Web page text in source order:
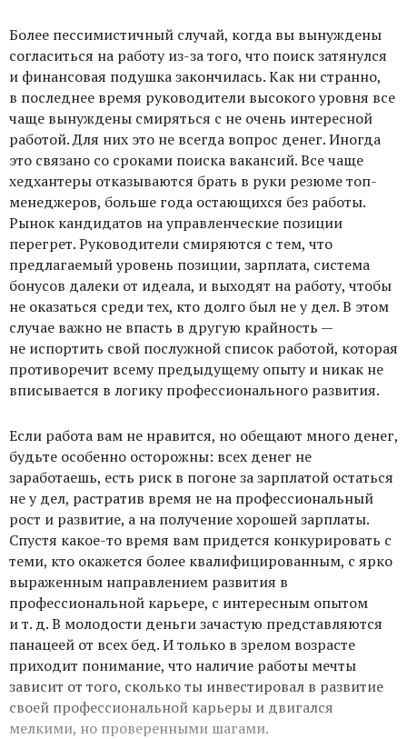
Более пессимистичный случай, когда вы вынуждены
согласиться на работу из-за того, что поиск затянулся
и финансовая подушка закончилась. Как ни странно,
в последнее время руководители высокого уровня все
чаще вынуждены смиряться с не очень интересной
работой. Для них это не всегда вопрос денег. Иногда
это связано со сроками поиска вакансий. Все чаще
хедхантеры отказываются брать в руки резюме топ-
менеджеров, больше года остающихся без работы.
Рынок кандидатов на управленческие позиции
перегрет. Руководители смиряются с тем, что
предлагаемый уровень позиции, зарплата, система
бонусов далеки от идеала, и выходят на работу, чтобы
не оказаться среди тех, кто долго был не у дел. В этом
случае важно не впасть в другую крайность —
не испортить свой послужной список работой, которая
противоречит всему предыдущему опыту и никак не
вписывается в логику профессионального развития.
Если работа вам не нравится, но обещают много денег,
будьте особенно осторожны: всех денег не
заработаешь, есть риск в погоне за зарплатой остаться
не у дел, растратив время не на профессиональный
рост и развитие, а на получение хорошей зарплаты.
Спустя какое-то время вам придется конкурировать с
теми, кто окажется более квалифицированным, с ярко
выраженным направлением развития в
профессиональной карьере, с интересным опытом
и т. д. В молодости деньги зачастую представляются
панацеей от всех бед. И только в зрелом возрасте
приходит понимание, что наличие работы мечты
зависит от того, сколько ты инвестировал в развитие
своей профессиональной карьеры и двигался
мелкими, но проверенными шагами.